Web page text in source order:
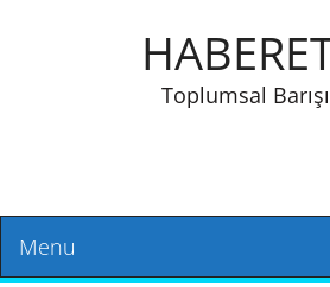
Toplumsal
Menu